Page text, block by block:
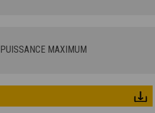
PUISSANCE MAXIMUM